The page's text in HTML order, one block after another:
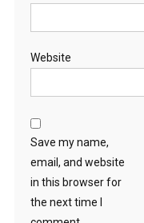
Website
Save my name,
email, and website
in this browser for
the next time I